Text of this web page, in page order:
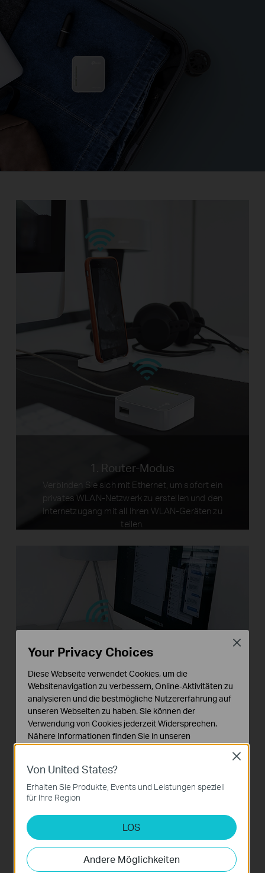
1. Router-Modus
Verbinden Sie sich mit Ethernet, um sofort ein
privates WLAN-Netzwerk zu erstellen und den
Internetzugang mit all Ihren WLAN-Geräten zu
teilen.
Internet TL-MR3020
Tablets
Laptops
2. Access-Point-Modus
Verwandeln Sie Ihr bestehendes
Von United States?
Erhalten Sie Produkte, Events und Leistungen speziell
für Ihre Region
LOS
Andere Möglichkeiten
Close
Your Privacy Choices
Diese Webseite verwendet Cookies, um die
Websitenavigation zu verbessern, Online-Aktivitäten zu
analysieren und die bestmögliche Nutzererfahrung auf
unseren Webseiten zu haben. Sie können der
Verwendung von Cookies jederzeit Widersprechen.
Nähere Informationen finden Sie in unseren
Datenschutzhinweisen.
Notwendige Cookies
Diese Cookies sind zur Funktion der Website
erforderlich und können in Ihren Systemen nicht
Analyse- und Marketing-Cookies
Analyse-Cookies ermöglichen es uns, Ihre Aktivitäten
auf unserer Website zu analysieren, um die
Funktionsweise unserer Website zu verbessern und
Close